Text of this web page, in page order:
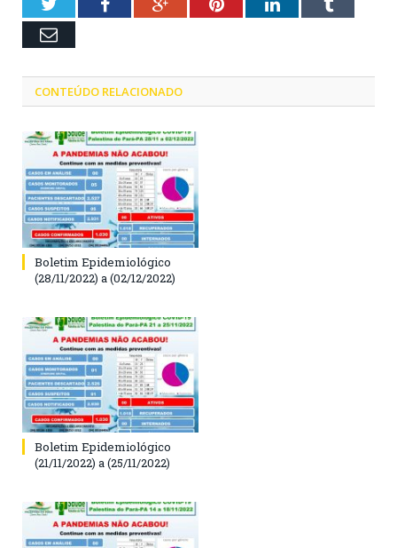
TwitterFacebookGoogle+PinterestLinkedInTumblr
Email
CONTEÚDO RELACIONADO
Boletim Epidemiológico
(28/11/2022) a (02/12/2022)
Boletim Epidemiológico
(21/11/2022) a (25/11/2022)